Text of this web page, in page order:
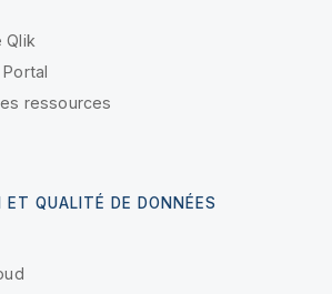
Qlik
ressources
ET QUALITÉ DE DONNÉES